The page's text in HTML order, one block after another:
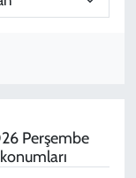
Perşembe